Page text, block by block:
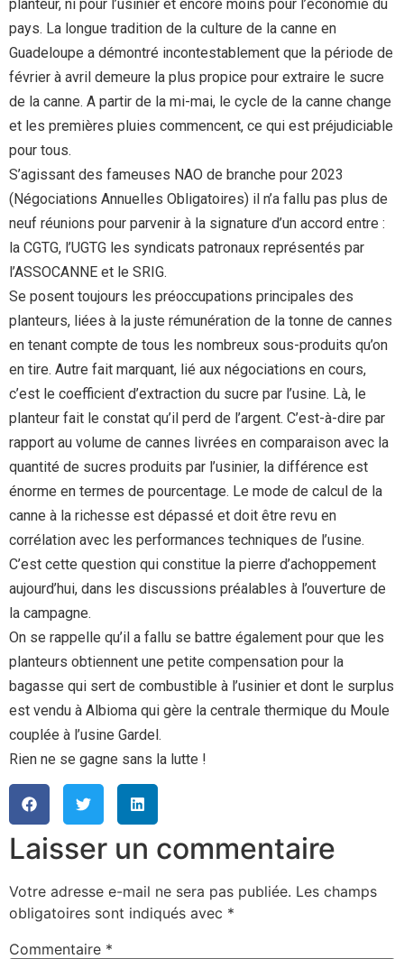
planteur, ni pour l’usinier et encore moins pour l’économie du
pays. La longue tradition de la culture de la canne en
Guadeloupe a démontré incontestablement que la période de
février à avril demeure la plus propice pour extraire le sucre
de la canne. A partir de la mi-mai, le cycle de la canne change
et les premières pluies commencent, ce qui est préjudiciable
pour tous.
S’agissant des fameuses NAO de branche pour 2023
(Négociations Annuelles Obligatoires) il n’a fallu pas plus de
neuf réunions pour parvenir à la signature d’un accord entre :
la CGTG, l’UGTG les syndicats patronaux représentés par
l’ASSOCANNE et le SRIG.
Se posent toujours les préoccupations principales des
planteurs, liées à la juste rémunération de la tonne de cannes
en tenant compte de tous les nombreux sous-produits qu’on
en tire. Autre fait marquant, lié aux négociations en cours,
c’est le coefficient d’extraction du sucre par l’usine. Là, le
planteur fait le constat qu’il perd de l’argent. C’est-à-dire par
rapport au volume de cannes livrées en comparaison avec la
quantité de sucres produits par l’usinier, la différence est
énorme en termes de pourcentage. Le mode de calcul de la
canne à la richesse est dépassé et doit être revu en
corrélation avec les performances techniques de l’usine.
C’est cette question qui constitue la pierre d’achoppement
aujourd’hui, dans les discussions préalables à l’ouverture de
la campagne.
On se rappelle qu’il a fallu se battre également pour que les
planteurs obtiennent une petite compensation pour la
bagasse qui sert de combustible à l’usinier et dont le surplus
est vendu à Albioma qui gère la centrale thermique du Moule
couplée à l’usine Gardel.
Rien ne se gagne sans la lutte !
Laisser un commentaire
Votre adresse e-mail ne sera pas publiée. Les champs
obligatoires sont indiqués avec *
Commentaire *